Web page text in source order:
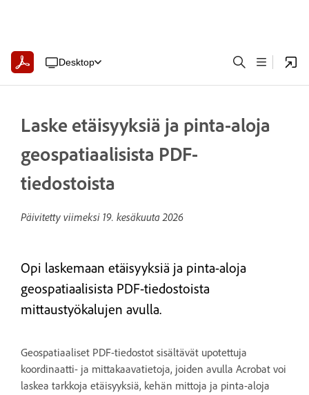
Desktop
Laske etäisyyksiä ja pinta-aloja
geospatiaalisista PDF-
tiedostoista
Päivitetty viimeksi 19. kesäkuuta 2026
Opi laskemaan etäisyyksiä ja pinta-aloja
geospatiaalisista PDF-tiedostoista
mittaustyökalujen avulla.
Geospatiaaliset PDF-tiedostot sisältävät upotettuja
koordinaatti- ja mittakaavatietoja, joiden avulla Acrobat voi
laskea tarkkoja etäisyyksiä, kehän mittoja ja pinta-aloja